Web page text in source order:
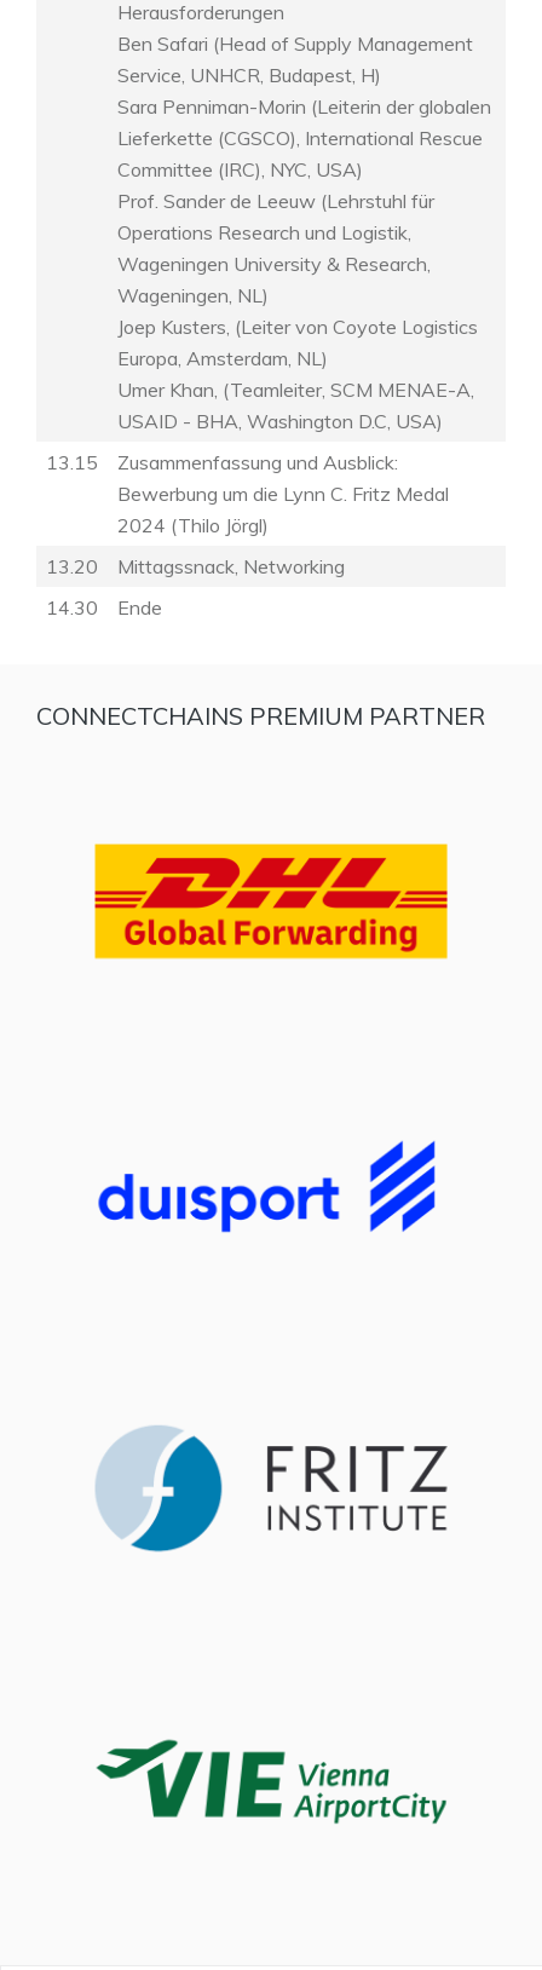
Herausforderungen
Ben Safari (Head of Supply Management
Service, UNHCR, Budapest, H)
Sara Penniman-Morin (Leiterin der globalen
Lieferkette (CGSCO), International Rescue
Committee (IRC), NYC, USA)
Prof. Sander de Leeuw (Lehrstuhl für
Operations Research und Logistik,
Wageningen University & Research,
Wageningen, NL)
Joep Kusters, (Leiter von Coyote Logistics
Europa, Amsterdam, NL)
Umer Khan, (Teamleiter, SCM MENAE-A,
USAID - BHA, Washington D.C, USA)
13.15
Zusammenfassung und Ausblick:
Bewerbung um die Lynn C. Fritz Medal
2024 (Thilo Jörgl)
13.20
Mittagssnack, Networking
14.30
Ende
CONNECTCHAINS PREMIUM PARTNER